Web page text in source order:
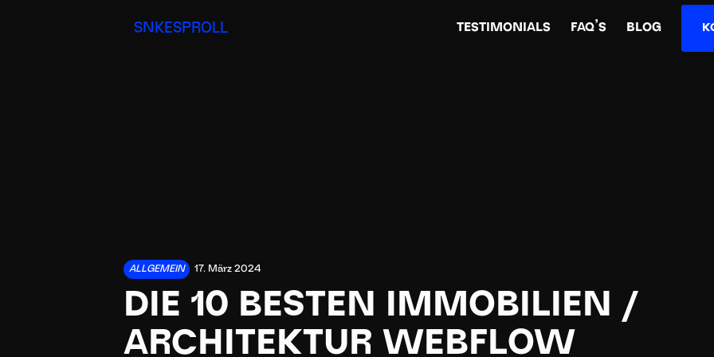
SNKESPROLL TESTIMONIALS FAQ’S BLOG
ALLGEMEIN 17. März 2024
DIE 10 BESTEN IMMOBILIEN /
ARCHITEKTUR WEBFLOW